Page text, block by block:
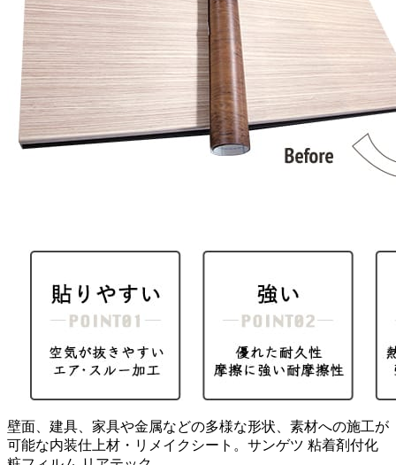
壁面、建具、家具や金属などの多様な形状、素材への施工が
可能な内装仕上材・リメイクシート。サンゲツ 粘着剤付化